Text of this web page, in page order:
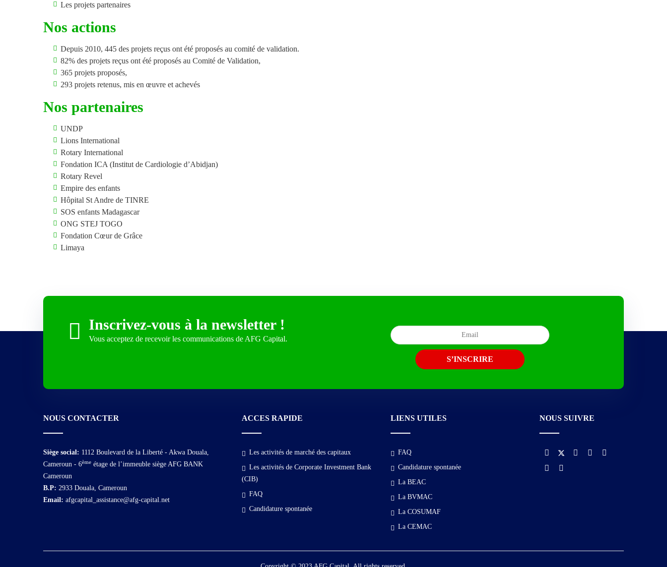
Les projets partenaires
Nos actions
Depuis 2010, 445 des projets reçus ont été proposés au comité de validation.
82% des projets reçus ont été proposés au Comité de Validation,
365 projets proposés,
293 projets retenus, mis en œuvre et achevés
Nos partenaires
UNDP
Lions International
Rotary International
Fondation ICA (Institut de Cardiologie d’Abidjan)
Rotary Revel
Empire des enfants
Hôpital St Andre de TINRE
SOS enfants Madagascar
ONG STEJ TOGO
Fondation Cœur de Grâce
Limaya
Inscrivez-vous à la newsletter !
Vous acceptez de recevoir les communications de AFG Capital.
NOUS CONTACTER
Siège social: 1112 Boulevard de la Liberté - Akwa Douala,
Cameroun - 6ème étage de l’immeuble siège AFG BANK
Cameroun
B.P: 2933 Douala, Cameroun
Email: afgcapital_assistance@afg-capital.net
ACCES RAPIDE
Les activités de marché des capitaux
Les activités de Corporate Investment Bank
(CIB)
FAQ
Candidature spontanée
LIENS UTILES
FAQ
Candidature spontanée
La BEAC
La BVMAC
La COSUMAF
La CEMAC
NOUS SUIVRE